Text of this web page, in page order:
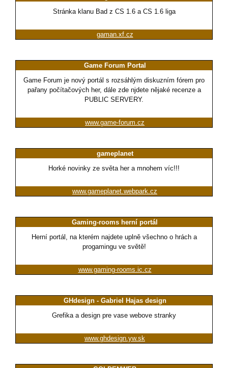
Stránka klanu Bad z CS 1.6 a CS 1.6 liga
gaman.xf.cz
Game Forum Portal
Game Forum je nový portál s rozsáhlým diskuzním fórem pro
pařany počítačových her, dále zde njdete nějaké recenze a
PUBLIC SERVERY.
www.game-forum.cz
gameplanet
Horké novinky ze světa her a mnohem víc!!!
www.gameplanet.webpark.cz
Gaming-rooms herní portál
Herní portál, na kterém najdete uplně všechno o hrách a
progamingu ve světě!
www.gaming-rooms.ic.cz
GHdesign - Gabriel Hajas design
Grefika a design pre vase webove stranky
www.ghdesign.yw.sk